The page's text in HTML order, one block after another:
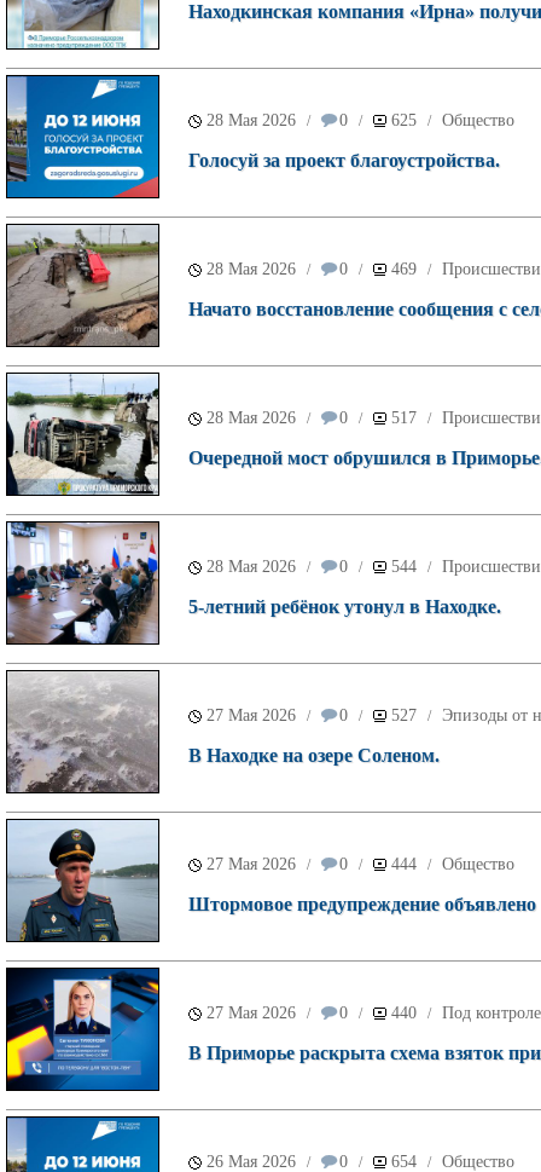
Находкинская компания «Ирна»
28 Мая 2026 / 0 / 625 / Общество
Голосуй за проект благоустройства.
28 Мая 2026 / 0 / 469 /
Начато восстановление сообщения с
28 Мая 2026 / 0 / 517 /
Очередной мост обрушился в
28 Мая 2026 / 0 / 544 /
5-летний ребёнок утонул в Находке.
27 Мая 2026 / 0 / 527 / Эпизоды от
В Находке на озере Соленом.
27 Мая 2026 / 0 / 444 / Общество
Штормовое предупреждение
27 Мая 2026 / 0 / 440 / Под
В Приморье раскрыта схема взяток
26 Мая 2026 / 0 / 654 / Общество